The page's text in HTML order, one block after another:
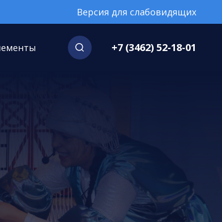
Версия для слабовидящих
+7 (3462) 52-18-01